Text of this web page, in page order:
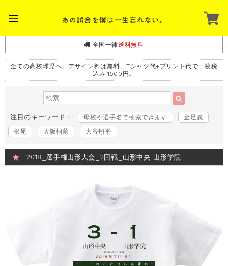
全国一律送料無料
全ての高校球児へ。デザイン料は無料、Tシャツ代+プリント代で一枚税
込み 1500円。
注目のキーワード： 母校や選手名で検索できます
金足農
根尾
大阪桐蔭 大谷翔平
2018_選手権山形大会_2回戦_山形中央-山形学院